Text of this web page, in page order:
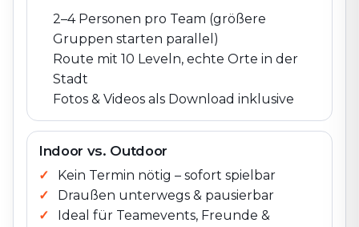
2–4 Personen pro Team (größere
Gruppen starten parallel)
Route mit 10 Leveln, echte Orte in der
Stadt
Fotos & Videos als Download inklusive
Indoor vs. Outdoor
Kein Termin nötig – sofort spielbar
Draußen unterwegs & pausierbar
Ideal für Teamevents, Freunde &